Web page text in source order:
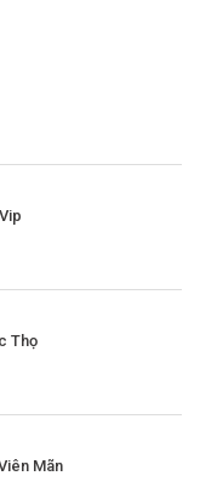
Thọ
Mãn